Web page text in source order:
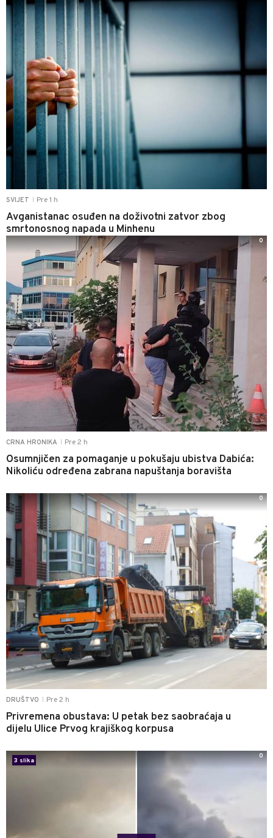
SVIJET Pre 1 h
Avganistanac osuđen na doživotni zatvor zbog
smrtonosnog napada u Minhenu
CRNA HRONIKA Pre 2 h
Osumnjičen za pomaganje u pokušaju ubistva Dabića:
Nikoliću određena zabrana napuštanja boravišta
0
DRUŠTVO Pre 2 h
Privremena obustava: U petak bez saobraćaja u
dijelu Ulice Prvog krajiškog korpusa
0
3 slika
0